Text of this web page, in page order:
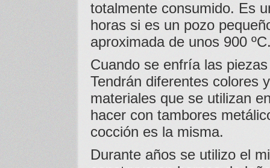
totalmente consumido. Es
horas si es un pozo
aproximada de unos 900
Cuando se enfría las
Tendrán diferentes colores
materiales que se utilizan
hacer con tambores
cocción es la misma.
Durante años se utilizo el